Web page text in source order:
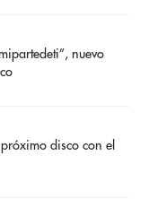
nuevo
disco con el